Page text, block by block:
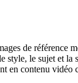
de référence
style, le sujet et la
en contenu vidéo